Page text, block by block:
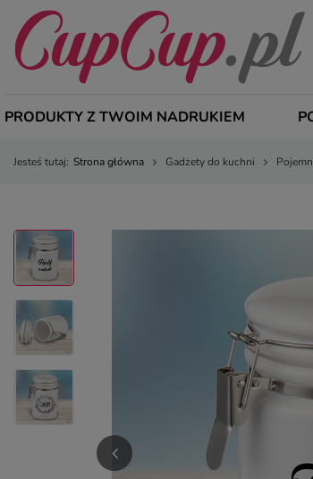
PRODUKTY Z TWOIM NADRUKIEM
Jesteś tutaj: Strona główna Gadżety do kuchni